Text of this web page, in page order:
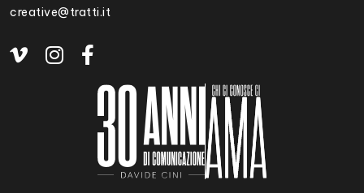
creative@tratti.it